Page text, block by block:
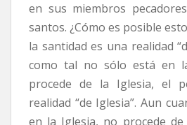
en sus miembros
santos. ¿Cómo es posible
la santidad es una realidad
como tal no sólo está en
procede de la Iglesia, el
realidad “de Iglesia”. Aun
en la Iglesia, no procede de